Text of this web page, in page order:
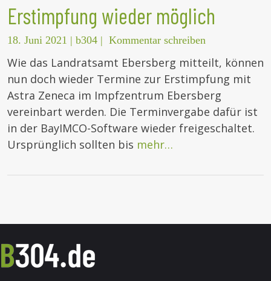
Erstimpfung wieder möglich
18. Juni 2021 | b304 | Kommentar schreiben
Wie das Landratsamt Ebersberg mitteilt, können
nun doch wieder Termine zur Erstimpfung mit
Astra Zeneca im Impfzentrum Ebersberg
vereinbart werden. Die Terminvergabe dafür ist
in der BayIMCO-Software wieder freigeschaltet.
Ursprünglich sollten bis mehr…